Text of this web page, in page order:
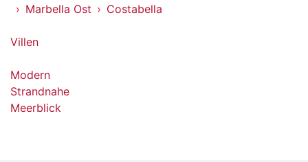
Marbella Ost
Costabella
Villen
Modern
Strandnahe
Meerblick